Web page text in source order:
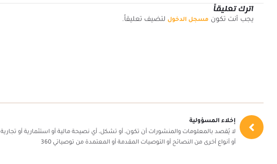
اترك تعليقاً
يجب أنت تكون مسجل الدخول لتضيف تعليقاً.
إخلاء المسؤولية
لا يُقصد بالمعلومات والمنشورات أن تكون، أو تشكل، أي نصيحة مالية أو استثمارية أو تجارية
أو أنواع أخرى من النصائح أو التوصيات المقدمة أو المعتمدة من توصياتي 360